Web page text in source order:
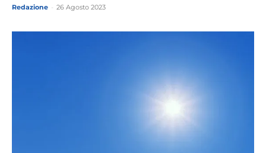
Redazione 26 Agosto 2023